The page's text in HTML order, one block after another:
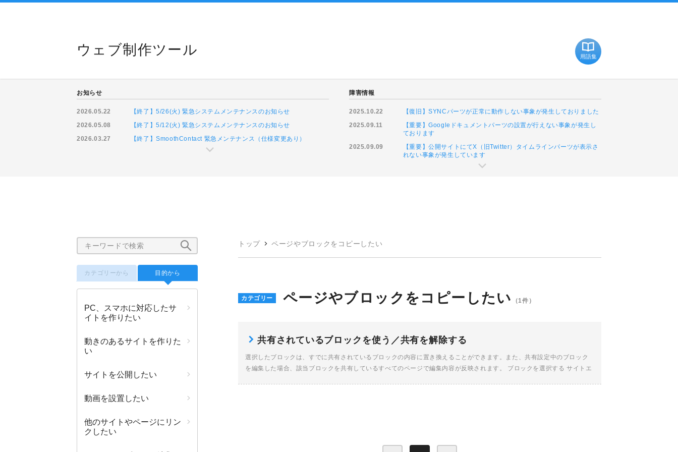
ウェブ制作ツール 用語集
お知らせ
2026.05.22
【終了】5/26(火) 緊急システムメンテナンスのお知らせ
2026.05.08
【終了】5/12(火) 緊急システムメンテナンスのお知らせ
2026.03.27
【終了】SmoothContact 緊急メンテナンス（仕様変更あり）
障害情報
2025.10.22
【復旧】SYNCパーツが正常に動作しない事象が発生しておりました
2025.09.11
【重要】Googleドキュメントパーツの設置が行えない事象が発生し
ております
2025.09.09
【重要】公開サイトにてX（旧Twitter）タイムラインパーツが表示さ
れない事象が発生しています
トップ ページやブロックをコピーしたい
カテゴリー ページやブロックをコピーしたい （1件）
共有されているブロックを使う／共有を解除する
選択したブロックは、すでに共有されているブロックの内容に置き換えることができます。また、共有設定中のブロック
を編集した場合、該当ブロックを共有しているすべてのページで編集内容が反映されます。 ブロックを選択する サイトエ
カテゴリーから 目的から
PC、スマホに対応したサ
イトを作りたい
動きのあるサイトを作りた
い
サイトを公開したい
動画を設置したい
他のサイトやページにリン
クしたい